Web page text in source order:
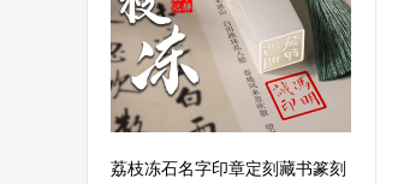
荔枝冻石名字印章定刻藏书篆刻